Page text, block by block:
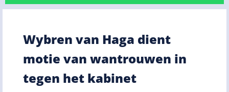
Wybren van Haga dient
motie van wantrouwen in
tegen het kabinet